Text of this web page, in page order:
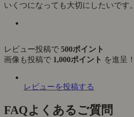
いくつになっても大切にしたいです。
レビュー投稿で 500ポイント
画像も投稿で 1,000ポイント を進呈！
レビューを投稿する
FAQよくあるご質問